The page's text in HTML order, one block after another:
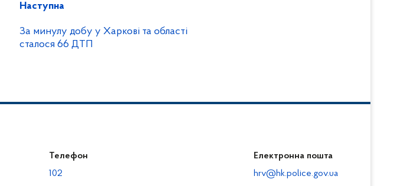
Наступна
За минулу добу у Харкові та області
сталося 66 ДТП
Телефон
102
Електронна пошта
hrv@hk.police.gov.ua